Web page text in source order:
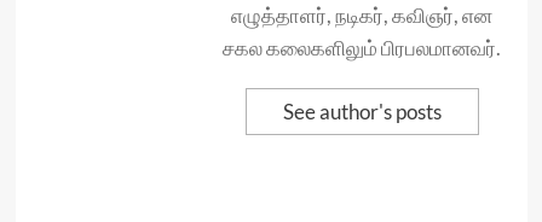
எழுத்தாளர், நடிகர், கவிஞர், என
சகல கலைகளிலும் பிரபலமானவர்.
See author's posts